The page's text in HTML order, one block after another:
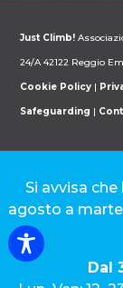
Just Climb!
24/A 42122 Reggio
Cookie Policy |
Safeguarding |
Si avvisa
agosto a
Dal